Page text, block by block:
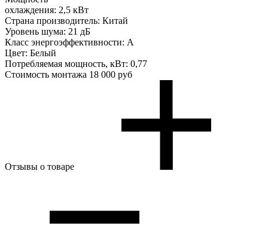
охлаждения: 2,5 кВт
Страна производитель: Китай
Уровень шума: 21 дБ
Класс энергоэффективности: A
Цвет: Белый
Потребляемая мощность, кВт: 0,77
Стоимость монтажа 18 000 руб
Отзывы о товаре